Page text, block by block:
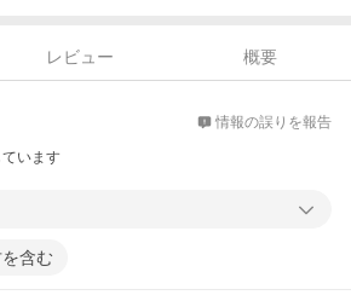
レビュー
概要
情報の誤りを報告
います
含む